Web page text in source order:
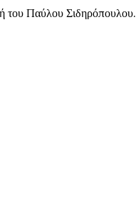
του Παύλου Σιδηρόπουλου.